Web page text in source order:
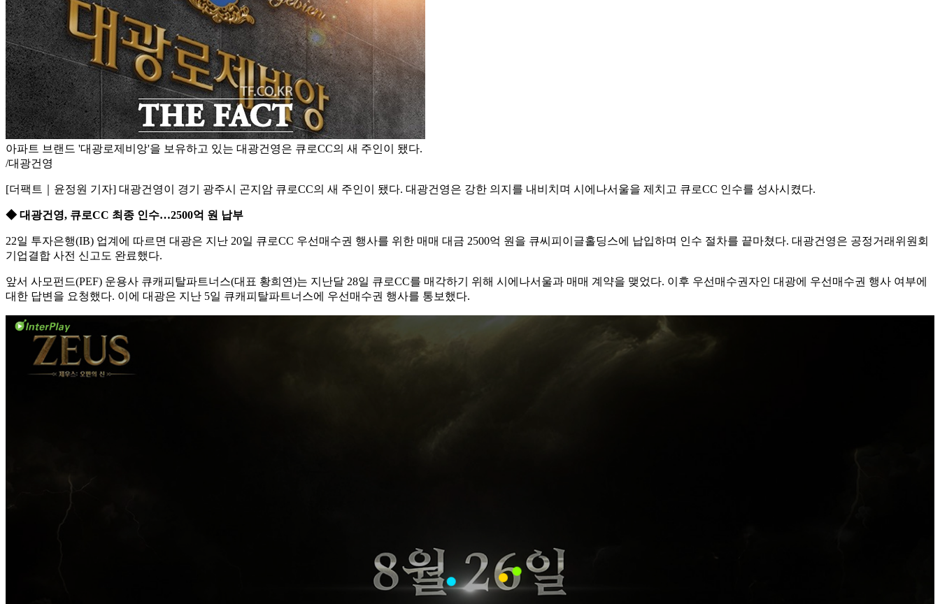
아파트 브랜드 '대광로제비앙'을 보유하고 있는 대광건영은 큐로CC의 새 주인이 됐다.
/대광건영
[더팩트｜윤정원 기자] 대광건영이 경기 광주시 곤지암 큐로CC의 새 주인이 됐다. 대광건영은 강한 의지를 내비치며 시에나서울을 제치고 큐로CC 인수를 성사시켰다.
◆ 대광건영, 큐로CC 최종 인수…2500억 원 납부
22일 투자은행(IB) 업계에 따르면 대광은 지난 20일 큐로CC 우선매수권 행사를 위한 매매 대금 2500억 원을 큐씨피이글홀딩스에 납입하며 인수 절차를 끝마쳤다. 대광건영은 공정거래위원회
기업결합 사전 신고도 완료했다.
앞서 사모펀드(PEF) 운용사 큐캐피탈파트너스(대표 황희연)는 지난달 28일 큐로CC를 매각하기 위해 시에나서울과 매매 계약을 맺었다. 이후 우선매수권자인 대광에 우선매수권 행사 여부에
대한 답변을 요청했다. 이에 대광은 지난 5일 큐캐피탈파트너스에 우선매수권 행사를 통보했다.